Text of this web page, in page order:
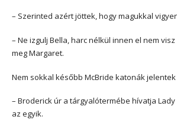
– Szerinted azért jöttek, hogy magukkal
– Ne izgulj Bella, harc nélkül innen el nem
meg Margaret.
Nem sokkal később McBride katonák
– Broderick úr a tárgyalótermébe hívatja
az egyik.